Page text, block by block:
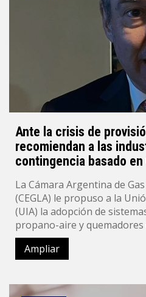
Ante la crisis de
recomiendan a las
contingencia basado en
La Cámara Argentina de
(CEGLA) le propuso a la
(UIA) la adopción de
propano-aire y
Ampliar